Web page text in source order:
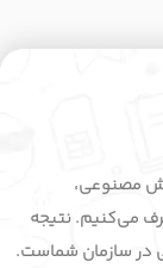
هوش مصنوعی،
می‌کنیم. نتیجه
در سازمان شماست.